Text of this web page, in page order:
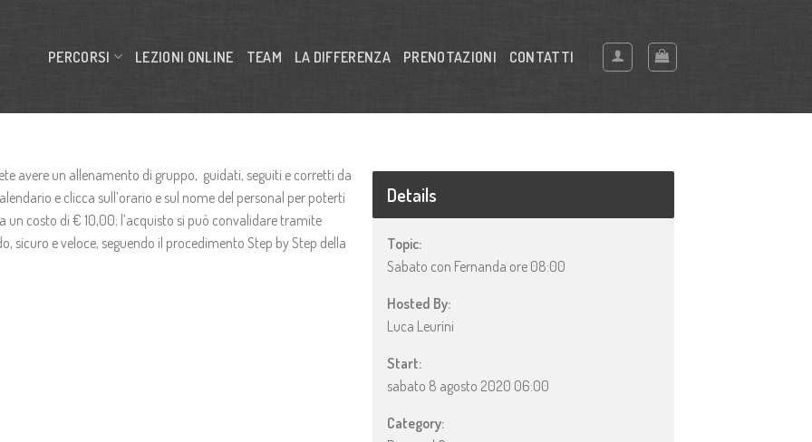
PERCORSI LEZIONI ONLINE TEAM LA DIFFERENZA PRENOTAZIONI CONTATTI
avere un allenamento di gruppo, guidati, seguiti e corretti da
e clicca sull’orario e sul nome del personal per poterti
un costo di € 10,00; l’acquisto si può convalidare tramite
sicuro e veloce, seguendo il procedimento Step by Step della
Details
Topic:
Sabato con Fernanda ore 08:00
Hosted By:
Luca Leurini
Start:
sabato 8 agosto 2020 06:00
Category: